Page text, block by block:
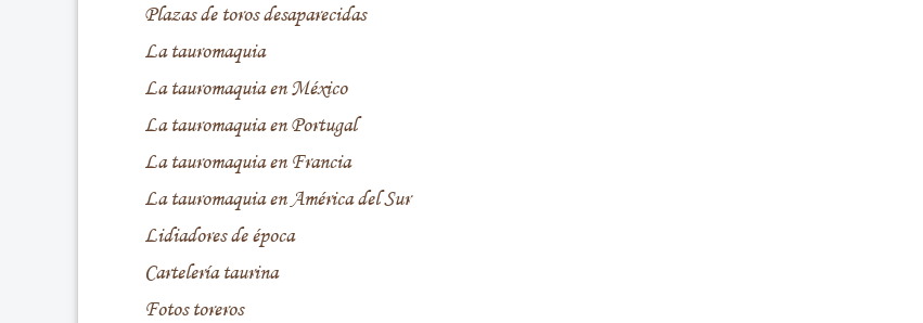
Plazas de toros desaparecidas
La tauromaquia
La tauromaquia en México
La tauromaquia en Portugal
La tauromaquia en Francia
La tauromaquia en América del Sur
Lidiadores de época
Cartelería taurina
Fotos toreros